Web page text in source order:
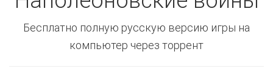
Бесплатно полную русскую версию игры на
компьютер через торрент